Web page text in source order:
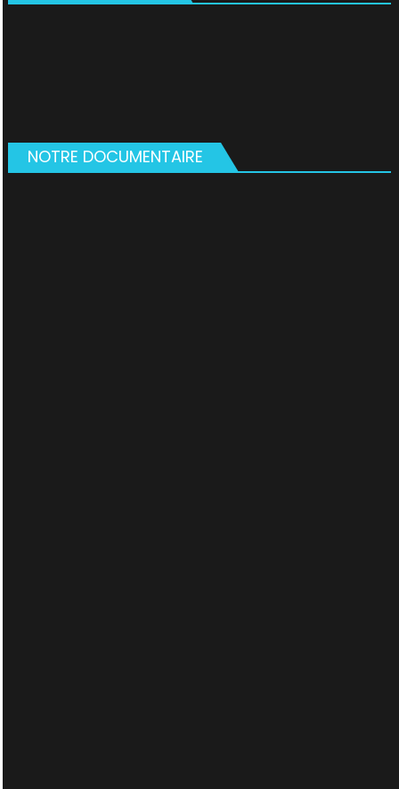
NOTRE DOCUMENTAIRE